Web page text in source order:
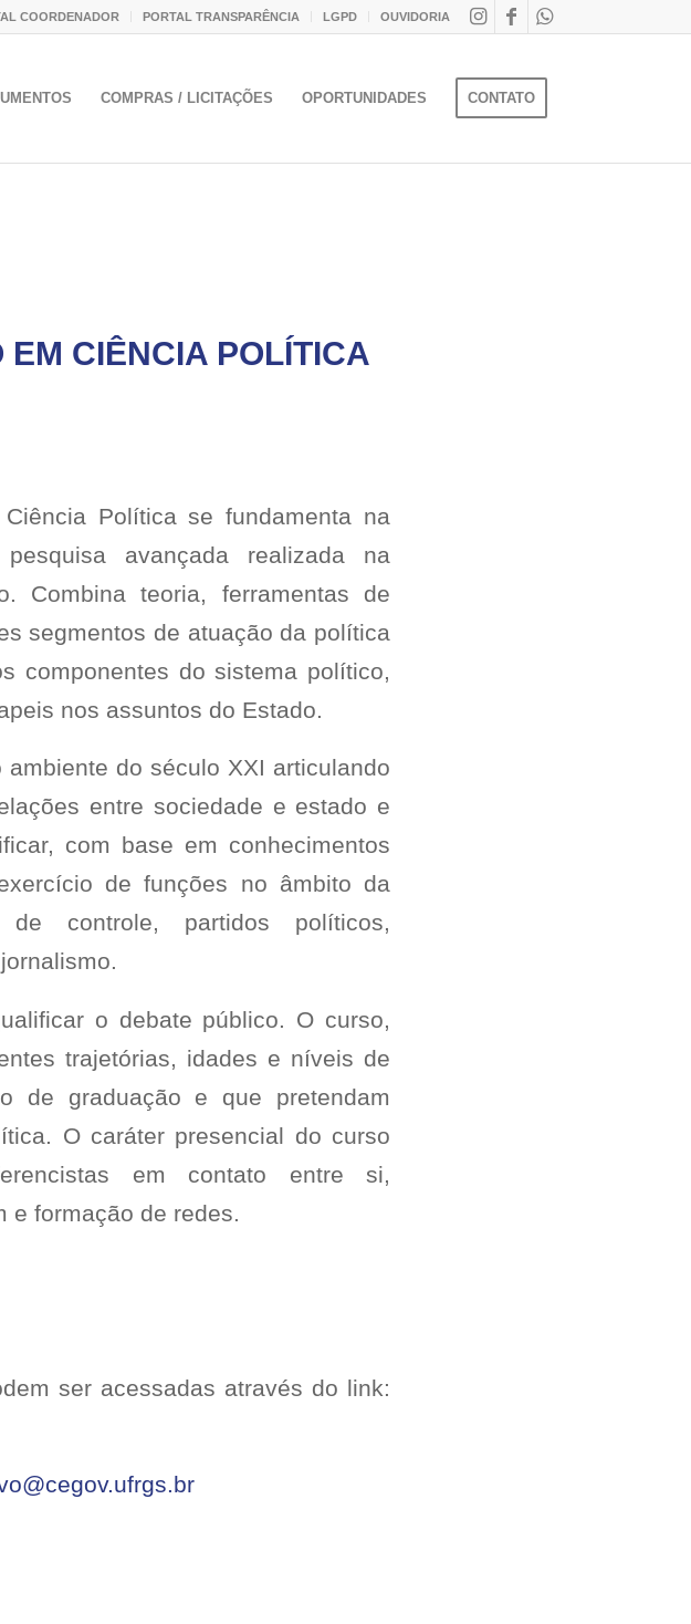
COORDENADOR PORTAL TRANSPARÊNCIA LGPD OUVIDORIA
COMPRAS / LICITAÇÕES OPORTUNIDADES CONTATO
CIÊNCIA POLÍTICA
Política se fundamenta na
avançada realizada na
Combina teoria, ferramentas de
segmentos de atuação da política
componentes do sistema político,
nos assuntos do Estado.
do século XXI articulando
entre sociedade e estado e
com base em conhecimentos
de funções no âmbito da
de controle, partidos políticos,
o debate público. O curso,
trajetórias, idades e níveis de
de graduação e que pretendam
O caráter presencial do curso
em contato entre si,
e formação de redes.
ser acessadas através do link: